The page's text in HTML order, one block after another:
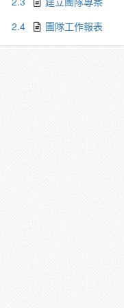
2.4
團隊工作報表